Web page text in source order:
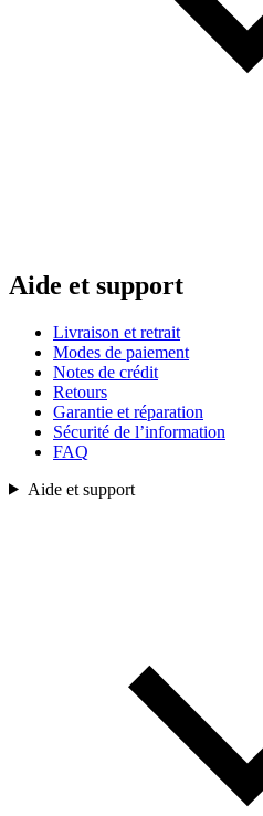
Aide et support
Livraison et retrait
Modes de paiement
Notes de crédit
Retours
Garantie et réparation
Sécurité de l’information
FAQ
Aide et support